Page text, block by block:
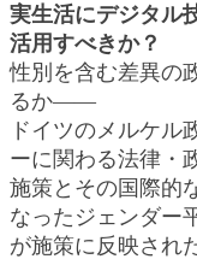
実生活にデジタル
活用すべきか？
性別を含む差異の
るか――
ドイツのメルケル
ーに関わる法律・
施策とその国際的
なったジェンダー
が施策に反映され